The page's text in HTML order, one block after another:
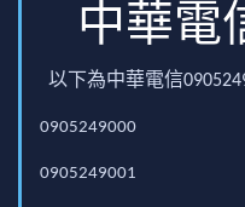
中華電
以下為中華電信
0905249000
0905249001